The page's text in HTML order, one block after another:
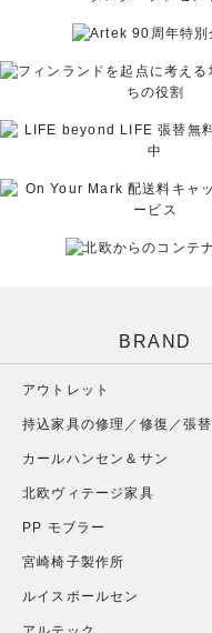
BRAND
アウトレット
持込家具の修理／修復／張替
カールハンセン＆サン
北欧ヴィテージ家具
PP モブラー
宮崎椅子製作所
ルイスポールセン